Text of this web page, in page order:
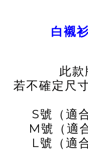
白襯
此款
若不確定尺
S號（適
M號（適
L號（適